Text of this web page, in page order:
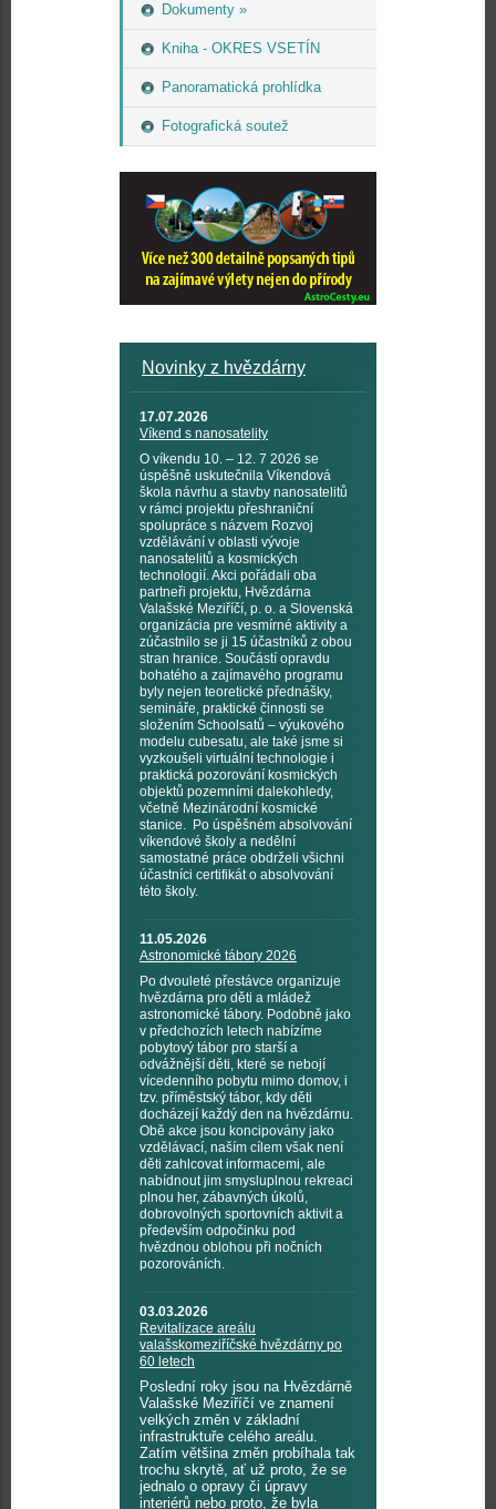
Dokumenty »
Kniha - OKRES VSETÍN
Panoramatická prohlídka
Fotografická soutež
Novinky z hvězdárny
17.07.2026
Víkend s nanosatelity
O víkendu 10. – 12. 7 2026 se
úspěšně uskutečnila Víkendová
škola návrhu a stavby nanosatelitů
v rámci projektu přeshraniční
spolupráce s názvem Rozvoj
vzdělávání v oblasti vývoje
nanosatelitů a kosmických
technologií. Akci pořádali oba
partneři projektu, Hvězdárna
Valašské Meziříčí, p. o. a Slovenská
organizácia pre vesmírné aktivity a
zúčastnilo se ji 15 účastníků z obou
stran hranice. Součástí opravdu
bohatého a zajímavého programu
byly nejen teoretické přednášky,
semináře, praktické činnosti se
složením Schoolsatů – výukového
modelu cubesatu, ale také jsme si
vyzkoušeli virtuální technologie i
praktická pozorování kosmických
objektů pozemními dalekohledy,
včetně Mezinárodní kosmické
stanice. Po úspěšném absolvování
víkendové školy a nedělní
samostatné práce obdrželi všichni
účastníci certifikát o absolvování
této školy.
11.05.2026
Astronomické tábory 2026
Po dvouleté přestávce organizuje
hvězdárna pro děti a mládež
astronomické tábory. Podobně jako
v předchozích letech nabízíme
pobytový tábor pro starší a
odvážnější děti, které se nebojí
vícedenního pobytu mimo domov, i
tzv. příměstský tábor, kdy děti
docházejí každý den na hvězdárnu.
Obě akce jsou koncipovány jako
vzdělávací, naším cílem však není
děti zahlcovat informacemi, ale
nabídnout jim smysluplnou rekreaci
plnou her, zábavných úkolů,
dobrovolných sportovních aktivit a
především odpočinku pod
hvězdnou oblohou při nočních
pozorováních.
03.03.2026
Revitalizace areálu
valašskomeziříčské hvězdárny po
60 letech
Poslední roky jsou na Hvězdárně
Valašské Meziříčí ve znamení
velkých změn v základní
infrastruktuře celého areálu.
Zatím většina změn probíhala tak
trochu skrytě, ať už proto, že se
jednalo o opravy či úpravy
interiérů nebo proto, že byla